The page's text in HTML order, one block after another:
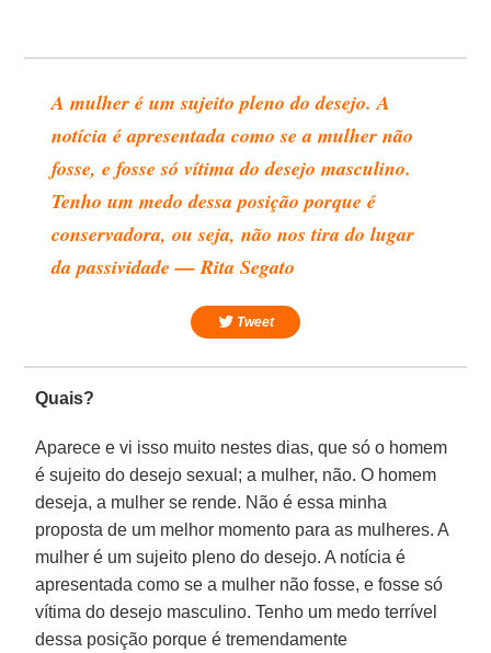
A mulher é um sujeito pleno do desejo. A
notícia é apresentada como se a mulher não
fosse, e fosse só vítima do desejo masculino.
Tenho um medo dessa posição porque é
conservadora, ou seja, não nos tira do lugar
da passividade — Rita Segato
Tweet
Quais?
Aparece e vi isso muito nestes dias, que só o homem
é sujeito do desejo sexual; a mulher, não. O homem
deseja, a mulher se rende. Não é essa minha
proposta de um melhor momento para as mulheres. A
mulher é um sujeito pleno do desejo. A notícia é
apresentada como se a mulher não fosse, e fosse só
vítima do desejo masculino. Tenho um medo terrível
dessa posição porque é tremendamente